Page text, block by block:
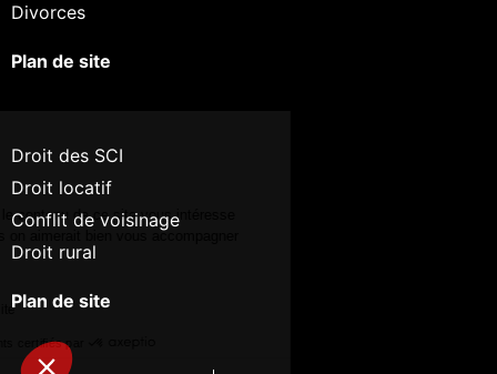
Divorces
Plan de site
Droit des SCI
Droit locatif
Conflit de voisinage
Droit rural
Plan de site
les Cookies !
On a attendu d'être sûrs que le contenu de
ce site vous intéresse avant de vous
déranger, mais on aimerait bien vous accompagner pendant votre
visite...
Lire la politique de confidentialité